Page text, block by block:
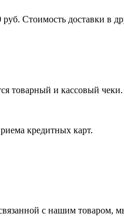
Стоимость доставки в
товарный и кассовый чеки.
кредитных карт.
с нашим